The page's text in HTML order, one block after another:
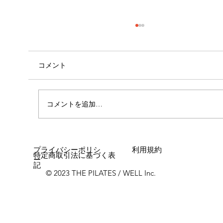
心斎橋店 店長就任！！
コメント
コメントを追加…
© 2023 THE PILATES / WELL Inc.
プライバシーポリシ
ー
利用規約
特定商取引法に基づく表
記